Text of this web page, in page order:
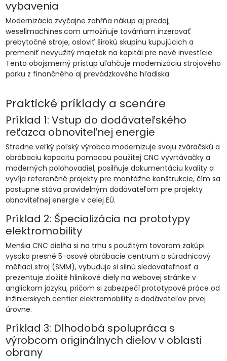
vybavenia
Modernizácia zvyčajne zahŕňa nákup aj predaj;
wesellmachines.com umožňuje továrňam inzerovať
prebytočné stroje, osloviť širokú skupinu kupujúcich a
premeniť nevyužitý majetok na kapitál pre nové investície.
Tento obojsmerný prístup uľahčuje modernizáciu strojového
parku z finančného aj prevádzkového hľadiska.
Praktické príklady a scenáre
Príklad 1: Vstup do dodávateľského
reťazca obnoviteľnej energie
Stredne veľký poľský výrobca modernizuje svoju zváračskú a
obrábaciu kapacitu pomocou použitej CNC vyvrtávačky a
moderných polohovadiel, posilňuje dokumentáciu kvality a
vyvíja referenčné projekty pre montážne konštrukcie, čím sa
postupne stáva pravidelným dodávateľom pre projekty
obnoviteľnej energie v celej EÚ.
Príklad 2: Špecializácia na prototypy
elektromobility
Menšia CNC dielňa si na trhu s použitým tovarom zakúpi
vysoko presné 5-osové obrábacie centrum a súradnicový
měřiaci stroj (SMM), vybuduje si silnú sledovateľnosť a
prezentuje zložité hliníkové diely na webovej stránke v
anglickom jazyku, pričom si zabezpečí prototypové práce od
inžinierskych centier elektromobility a dodávateľov prvej
úrovne.
Príklad 3: Dlhodobá spolupráca s
výrobcom originálnych dielov v oblasti
obrany